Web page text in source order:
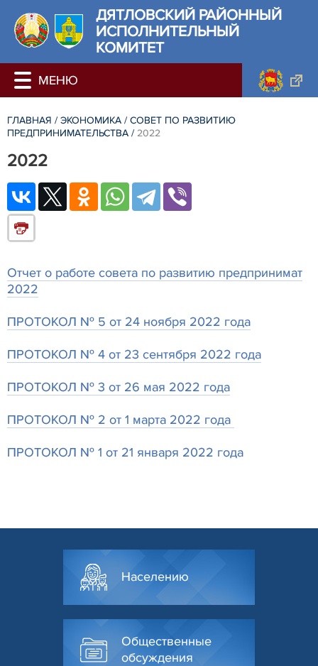
ДЯТЛОВСКИЙ РАЙОННЫЙ
ИСПОЛНИТЕЛЬНЫЙ
КОМИТЕТ
ГЛАВНАЯ / ЭКОНОМИКА / СОВЕТ ПО РАЗВИТИЮ
ПРЕДПРИНИМАТЕЛЬСТВА / 2022
2022
Отчет о работе совета по развитию предпринимат
2022
ПРОТОКОЛ № 5 от 24 ноября 2022 года
ПРОТОКОЛ № 4 от 23 сентября 2022 года
ПРОТОКОЛ № 3 от 26 мая 2022 года
ПРОТОКОЛ № 2 от 1 марта 2022 года
ПРОТОКОЛ № 1 от 21 января 2022 года
Населению
Общественные
обсуждения